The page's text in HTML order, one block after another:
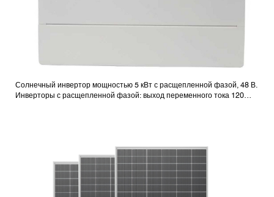
Солнечный инвертор мощностью 5 кВт с расщепленной фазой, 48 В.
Инверторы с расщепленной фазой: выход переменного тока 120